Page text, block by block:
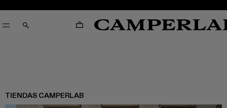
CERCA CARRO
TIENDAS CAMPERLAB